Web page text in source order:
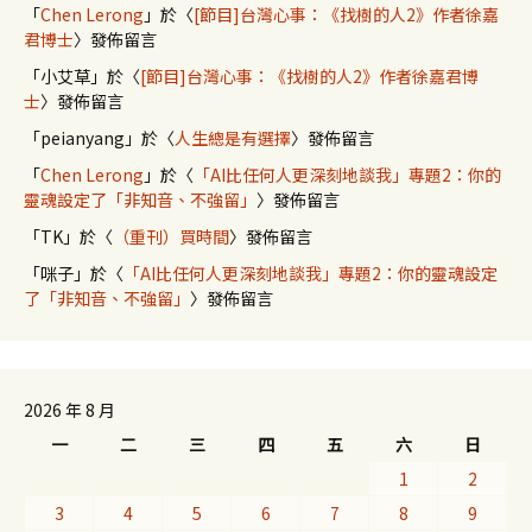
「Chen Lerong 」於〈[節目]台灣心事：《找樹的人2》作者徐嘉
君博士〉發佈留言
「小艾草 」於〈[節目]台灣心事：《找樹的人2》作者徐嘉君博
士〉發佈留言
「peianyang 」於〈人生總是有選擇〉發佈留言
「Chen Lerong 」於〈 「AI比任何人更深刻地談我」專題2：你的
靈魂設定了「非知音、不強留」 〉發佈留言
「TK 」於〈 （重刊）買時間〉發佈留言
「咪子 」於〈 「AI比任何人更深刻地談我」專題2：你的靈魂設定
了「非知音、不強留」 〉發佈留言
2026 年 8 月
一
二 三 四 五 六
日
1
2
3
4 5 6 7 8 9